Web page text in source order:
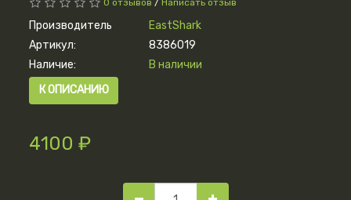
0 отзывов / Написать отзыв
Производитель
EastShark
Артикул:
8386019
Наличие:
В наличии
К ОПИСАНИЮ
4100 ₽